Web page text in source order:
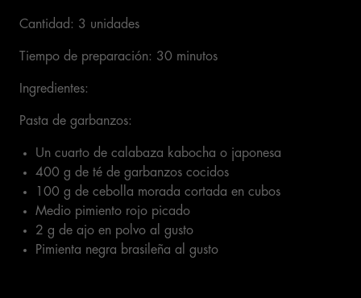
Cantidad: 3 unidades
Tiempo de preparación: 30 minutos
Ingredientes:
Pasta de garbanzos:
Un cuarto de calabaza kabocha o japonesa
400 g de té de garbanzos cocidos
100 g de cebolla morada cortada en cubos
Medio pimiento rojo picado
2 g de ajo en polvo al gusto
Pimienta negra brasileña al gusto